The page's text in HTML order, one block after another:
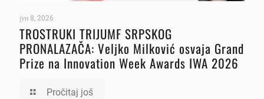
јун 8, 2026
TROSTRUKI TRIJUMF SRPSKOG
PRONALAZAČA: Veljko Milković osvaja Grand
Prize na Innovation Week Awards IWA 2026
Pročitaj još